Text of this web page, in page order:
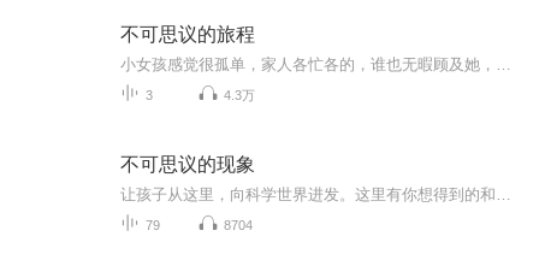
不可思议的旅程
3 4.3万
不可思议的现象
79 8704